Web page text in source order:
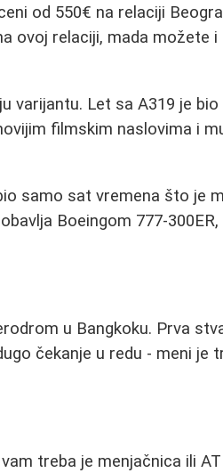
od 550€ na relaciji
ovoj relaciji, mada možete
varijantu. Let sa A319 je
filmskim naslovima i
samo sat vremena što je
Boeingom 777-
u Bangkoku. Prva
čekanje u redu - meni je
treba je menjačnica ili